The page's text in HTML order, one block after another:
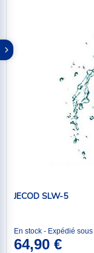
JECOD SLW-5
En stock - Expédié
64,90 €